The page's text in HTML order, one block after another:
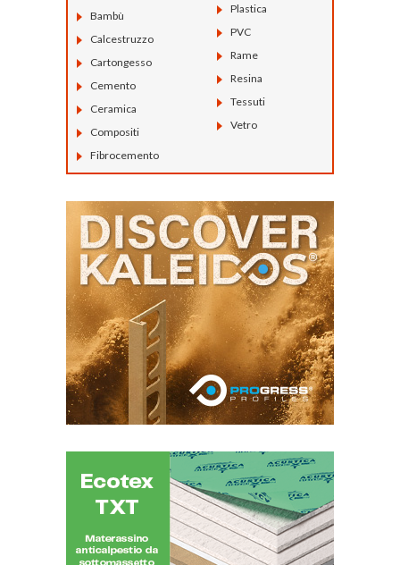
Bambù
Calcestruzzo
Cartongesso
Cemento
Ceramica
Compositi
Fibrocemento
Plastica
PVC
Rame
Resina
Tessuti
Vetro